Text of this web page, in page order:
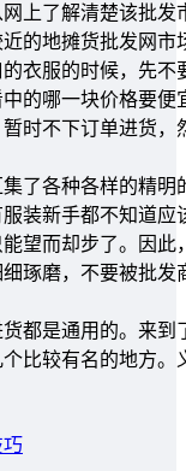
上了解清楚该批
的地摊货批发网
服的时候，先不
的哪一块价格要
时不下订单进货
各种各样的精明
装新手都不知道
望而却步了。因
琢磨，不要被批
都是通用的。来
比较有名的地方